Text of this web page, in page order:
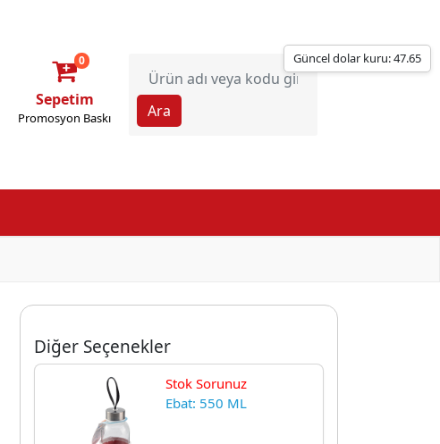
Güncel dolar kuru: 47.65
Sepetim
0
Promosyon Baskı
Diğer Seçenekler
Stok Sorunuz
Ebat: 550 ML